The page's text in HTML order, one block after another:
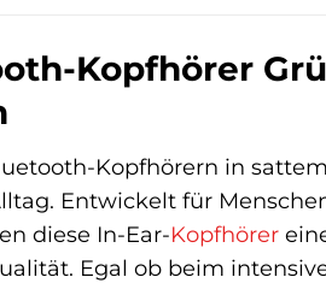
Kopfhörer
Kopfhörern in
Entwickelt für
diese In-Ear-Kopfhörer
Egal ob beim